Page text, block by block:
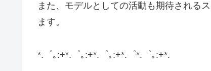
また、モデルとしての活動も期待される
ます。
*.゜｡:+*.゜｡:+*.゜｡:+*.゜*.゜｡:+*.